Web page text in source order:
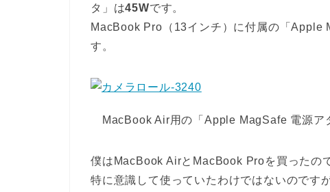
タ」は45Wです。
MacBook Pro（13インチ）に付属の「Apple
す。
MacBook Air用の「Apple MagSafe 電源ア
僕はMacBook AirとMacBook Proを買ったの
特に意識して使っていたわけではないのです